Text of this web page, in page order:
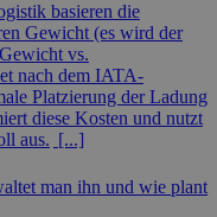
basieren die
Gewicht (es wird der
vs.
nach dem IATA-
Platzierung der Ladung
diese Kosten und nutzt
aus. [...]